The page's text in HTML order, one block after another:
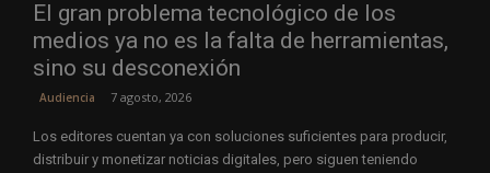
El gran problema tecnológico de los
medios ya no es la falta de herramientas,
sino su desconexión
Audiencia 7 agosto, 2026
Los editores cuentan ya con soluciones suficientes para producir,
distribuir y monetizar noticias digitales, pero siguen teniendo